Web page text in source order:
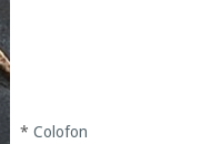
* Colofon